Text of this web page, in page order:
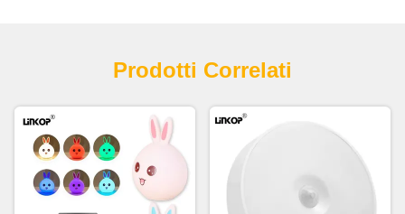
Prodotti Correlati